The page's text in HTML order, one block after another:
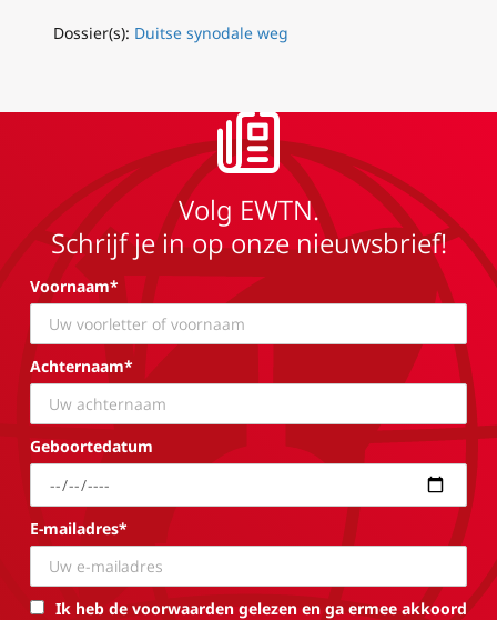
Dossier(s): Duitse synodale weg
Volg EWTN.
Schrijf je in op onze nieuwsbrief!
Voornaam*
Achternaam*
Geboortedatum
E-mailadres*
Ik heb de voorwaarden gelezen en ga ermee akkoord